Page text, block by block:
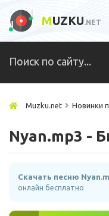
MUZKU.NET
Muzku.net Новинки
Nyan.mp3 -
Скачать песню
онлайн бесплатно